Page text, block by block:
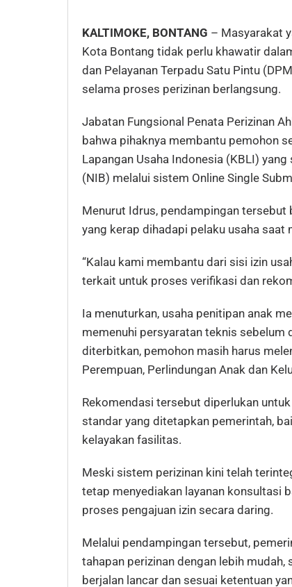
KALTIMOKE, BONTANG – Masyarakat
Kota Bontang tidak perlu khawatir
dan Pelayanan Terpadu Satu Pintu
selama proses perizinan berlangsung.
Jabatan Fungsional Penata Perizinan
bahwa pihaknya membantu pemohon
Lapangan Usaha Indonesia (KBLI)
(NIB) melalui sistem Online Single
Menurut Idrus, pendampingan
yang kerap dihadapi pelaku usaha saat
“Kalau kami membantu dari sisi izin
terkait untuk proses verifikasi dan
Ia menuturkan, usaha penitipan anak
memenuhi persyaratan teknis sebelum
diterbitkan, pemohon masih harus
Perempuan, Perlindungan Anak dan
Rekomendasi tersebut diperlukan
standar yang ditetapkan pemerintah,
kelayakan fasilitas.
Meski sistem perizinan kini telah
tetap menyediakan layanan konsultasi
proses pengajuan izin secara daring.
Melalui pendampingan tersebut,
tahapan perizinan dengan lebih
berjalan lancar dan sesuai ketentuan